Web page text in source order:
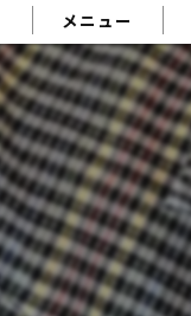
メニュー